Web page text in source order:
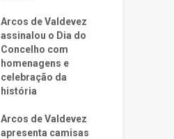
Arcos de Valdevez
assinalou o Dia do
Concelho com
homenagens e
celebração da
história
Arcos de Valdevez
apresenta camisas